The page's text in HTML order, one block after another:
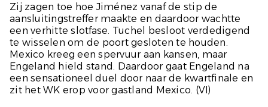
Zij zagen toe hoe Jiménez vanaf de stip de
aansluitingstreffer maakte en daardoor wachtte
een verhitte slotfase. Tuchel besloot verdedigend
te wisselen om de poort gesloten te houden.
Mexico kreeg een spervuur aan kansen, maar
Engeland hield stand. Daardoor gaat Engeland na
een sensationeel duel door naar de kwartfinale en
zit het WK erop voor gastland Mexico. (VI)